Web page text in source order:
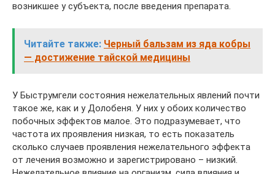
возникшее у субъекта, после введения препарата.
Читайте также: Черный бальзам из яда кобры
— достижение тайской медицины
У Быструмгели состояния нежелательных явлений почти
такое же, как и у Долобеня. У них у обоих количество
побочных эффектов малое. Это подразумевает, что
частота их проявления низкая, то есть показатель
сколько случаев проявления нежелательного эффекта
от лечения возможно и зарегистрировано – низкий.